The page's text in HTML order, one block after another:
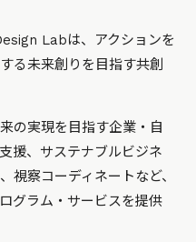
Labは、アクションを
る未来創りを目指す共創
の実現を目指す企業・自
援、サステナブルビジネ
視察コーディネートなど、
グラム・サービスを提供